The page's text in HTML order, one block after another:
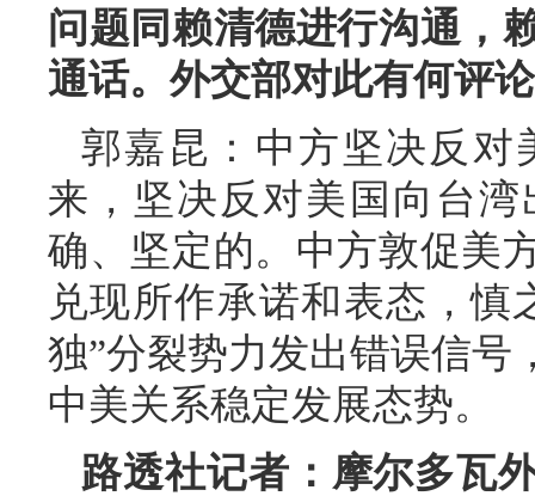
问题同赖清德进行沟通，
通话。外交部对此有何评
郭嘉昆：中方坚决反对
来，坚决反对美国向台
确、坚定的。中方敦促美
兑现所作承诺和表态，慎
独”分裂势力发出错误信号
中美关系稳定发展态势。
路透社记者：摩尔多瓦